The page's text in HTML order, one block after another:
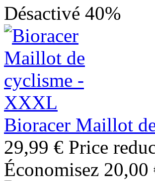
Désactivé 40%
Bioracer Maillot
29,99 € Price
Économisez 20,00